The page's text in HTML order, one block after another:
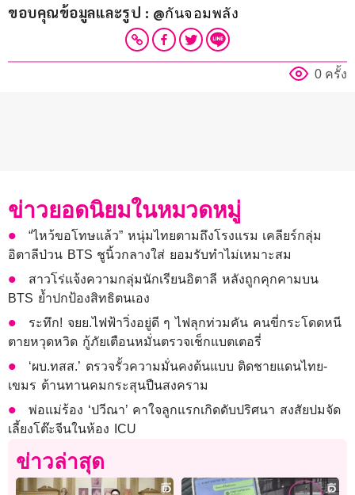
ขอบคุณข้อมูลและรูป : @กันจอมพลัง
0 ครั้ง
ข่าวยอดนิยมในหมวดหมู่
“ไหว้ขอโทษแล้ว” หนุ่มไทยตามถึงโรงแรม เคลียร์กลุ่ม
อิตาลีป่วน BTS ชูนิ้วกลางใส่ ยอมรับทำไม่เหมาะสม
สาวโร่แจ้งความกลุ่มนักเรียนอิตาลี หลังถูกคุกคามบน
BTS ย้ำปกป้องสิทธิตนเอง
ระทึก! จยย.ไฟฟ้าวิ่งอยู่ดี ๆ ไฟลุกท่วมคัน คนขี่กระโดดหนี
ตายหวุดหวิด กู้ภัยเตือนหมั่นตรวจเช็กแบตเตอรี่
‘ผบ.ทสส.’ ตรวจรั้วความมั่นคงต้นแบบ ติดชายแดนไทย-
เขมร ต้านทานคมกระสุนปืนสงคราม
พ่อแม่ร้อง ‘ปวีณา’ คาใจลูกแรกเกิดดับปริศนา สงสัยปมจัด
เลี้ยงโต๊ะจีนในห้อง ICU
ข่าวล่าสุด